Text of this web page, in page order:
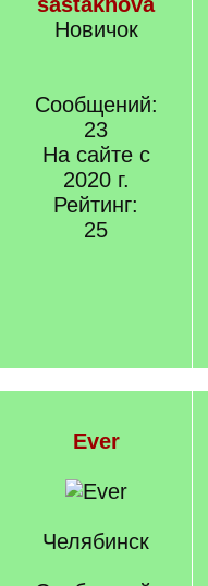
Новичок
Сообщений:
23
На сайте с
2020 г.
Рейтинг:
25
Ever
Челябинск